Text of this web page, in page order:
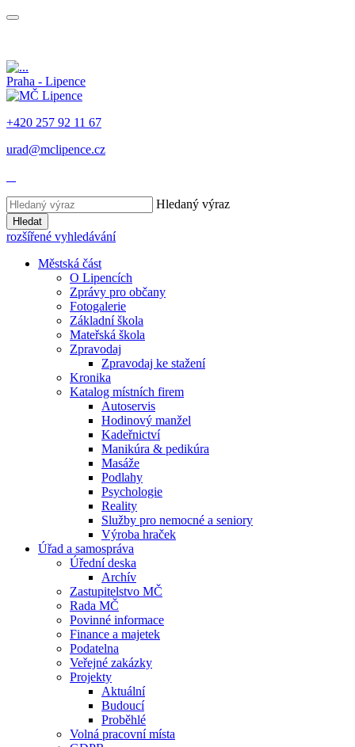
Praha - Lipence
+420 257 92 11 67
urad@mclipence.cz
Hledaný výraz
Hledat
rozšířené vyhledávání
Městská část
O Lipencích
Zprávy pro občany
Fotogalerie
Základní škola
Mateřská škola
Zpravodaj
Zpravodaj ke stažení
Kronika
Katalog místních firem
Autoservis
Hodinový manžel
Kadeřnictví
Manikúra & pedikúra
Masáže
Podlahy
Psychologie
Reality
Služby pro nemocné a seniory
Výroba hraček
Úřad a samospráva
Úřední deska
Archív
Zastupitelstvo MČ
Rada MČ
Povinné informace
Finance a majetek
Podatelna
Veřejné zakázky
Projekty
Aktuální
Budoucí
Proběhlé
Volná pracovní místa